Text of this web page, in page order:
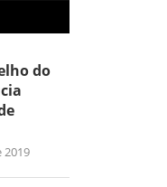
do
2019